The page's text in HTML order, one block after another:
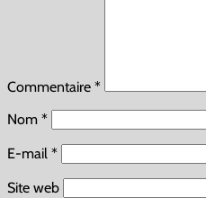
Commentaire *
Nom *
E-mail *
Site web